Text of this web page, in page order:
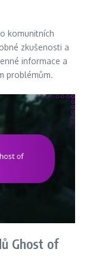
komunitních
zkušenosti a
informace a
problémům.
Ghost of